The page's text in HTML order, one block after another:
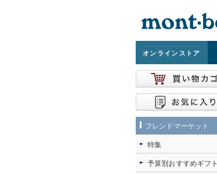
オンラインストア
フレンドマーケット
特集
予算別おすすめギフト